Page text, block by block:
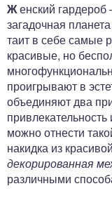
Женский
загадочная
таит в себе самые
красивые, но
проигрывают в
объединяют два
можно отнести
накидка из
декорированная
различными